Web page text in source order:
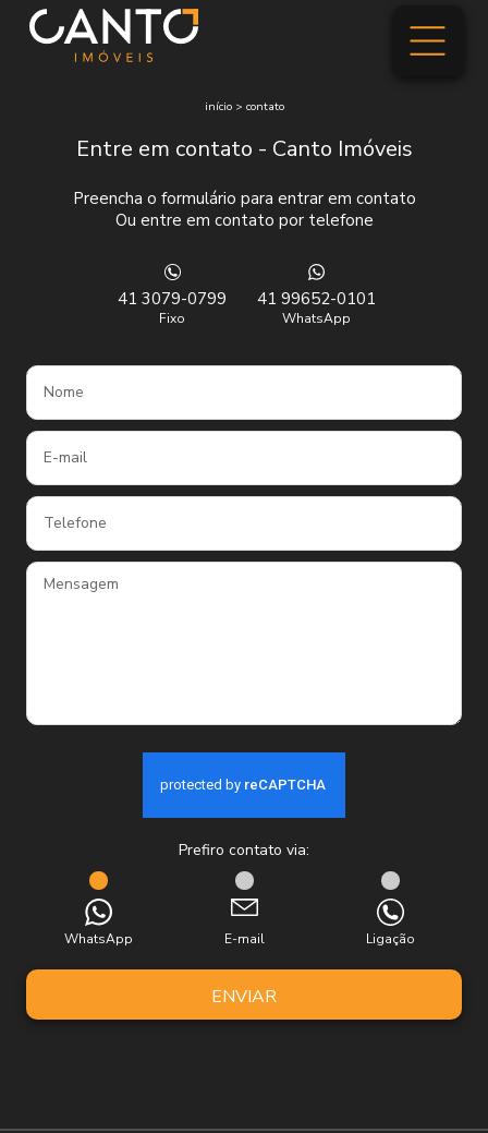
início> contato
Entre em contato - Canto Imóveis
Preencha o formulário para entrar em contato
Ou entre em contato por telefone
41 3079-0799
Fixo
41 99652-0101
WhatsApp
Prefiro contato via:
WhatsApp E-mail Ligação
ENVIAR